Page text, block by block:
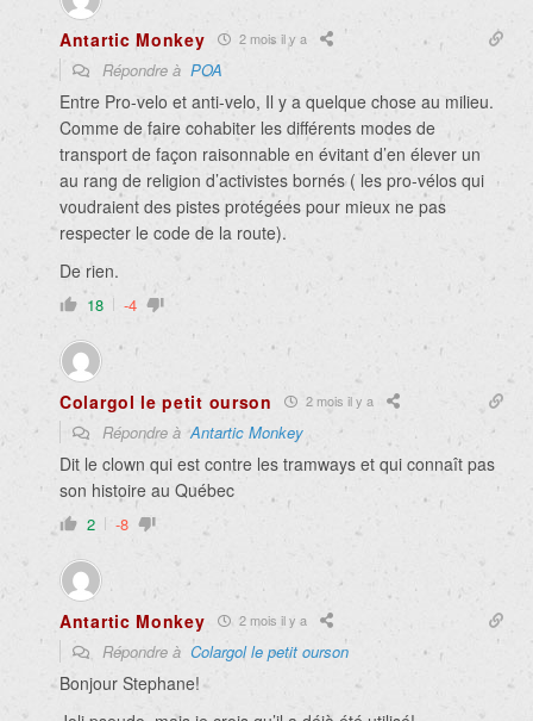
Antartic Monkey 2 mois il y a
Répondre à POA
Entre Pro-velo et anti-velo, Il y a quelque chose au milieu.
Comme de faire cohabiter les différents modes de
transport de façon raisonnable en évitant d’en élever un
au rang de religion d’activistes bornés ( les pro-vélos qui
voudraient des pistes protégées pour mieux ne pas
respecter le code de la route).
De rien.
18 -4
Colargol le petit ourson 2 mois il y a
Répondre àAntartic Monkey
Dit le clown qui est contre les tramways et qui connaît pas
son histoire au Québec
2 -8
Antartic Monkey 2 mois il y a
Répondre à Colargol le petit ourson
Bonjour Stephane!